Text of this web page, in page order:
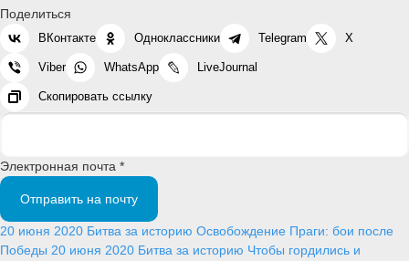
Поделиться
ВКонтакте Одноклассники Telegram X
Viber WhatsApp LiveJournal
Скопировать ссылку
Электронная почта *
Отправить на почту
20 июня 2020 Битва за историю Освобождение Праги: бои после
Победы 20 июня 2020 Битва за историю Чтобы гордились и